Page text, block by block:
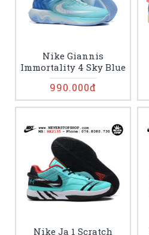
Nike Giannis
Immortality 4 Sky Blue
990.000đ
Nike Ja 1 Scratch